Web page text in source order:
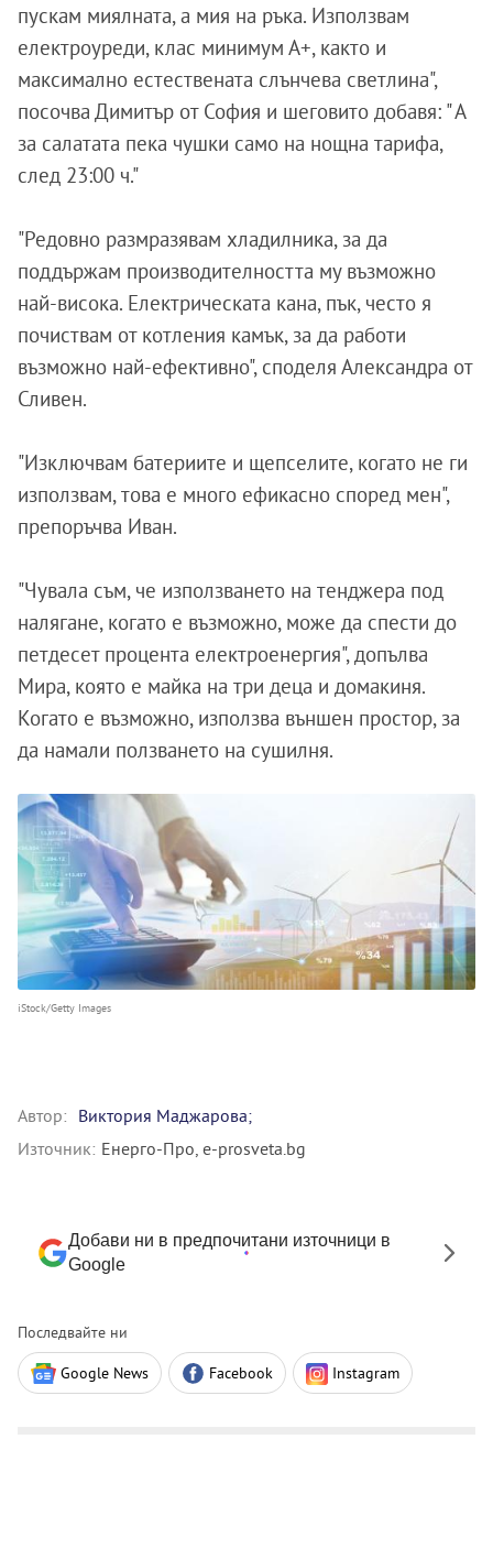
пускам миялната, а мия на ръка. Използвам
електроуреди, клас минимум А+, както и
максимално естествената слънчева светлина",
посочва Димитър от София и шеговито добавя: " А
за салатата пека чушки само на нощна тарифа,
след 23:00 ч."
"Редовно размразявам хладилника, за да
поддържам производителността му възможно
най-висока. Електрическата кана, пък, често я
почиствам от котления камък, за да работи
възможно най-ефективно", споделя Александра от
Сливен.
"Изключвам батериите и щепселите, когато не ги
използвам, това е много ефикасно според мен",
препоръчва Иван.
"Чувала съм, че използването на тенджера под
налягане, когато е възможно, може да спести до
петдесет процента електроенергия", допълва
Мира, която е майка на три деца и домакиня.
Когато е възможно, използва външен простор, за
да намали ползването на сушилня.
iStock/Getty Images
Автор: Виктория Маджарова;
Източник: Енерго-Про, e-prosveta.bg
Добави ни в предпочитани източници в
Google
Последвайте ни
Google News Facebook Instagram